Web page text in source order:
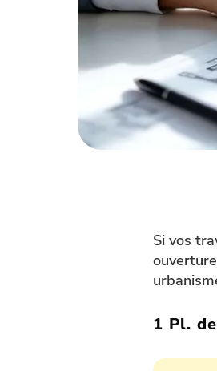
Si vos
1 Pl.